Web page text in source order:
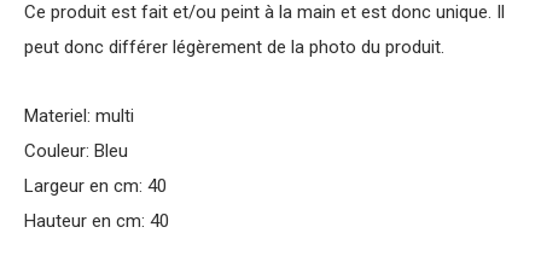
Ce produit est fait et/ou peint à la main et est donc unique. Il
peut donc différer légèrement de la photo du produit.
Materiel: multi
Couleur: Bleu
Largeur en cm: 40
Hauteur en cm: 40